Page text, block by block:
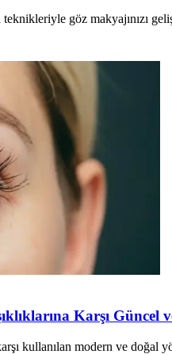
teknikleriyle göz makyajınızı
Karşı Güncel
kullanılan modern ve